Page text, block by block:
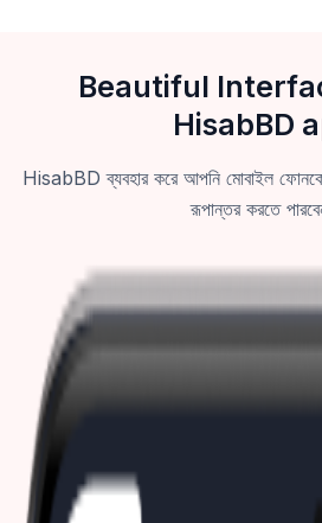
Beautiful
HisabBD
HisabBD ব্যবহার করে আপনি মোবাইল
রূপান্তর করতে